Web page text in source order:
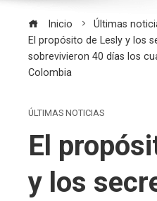
Inicio
Últimas
El propósito de Lesly y los
sobrevivieron 40 días los
Colombia
ÚLTIMAS NOTICIAS
El
y los